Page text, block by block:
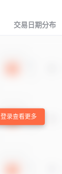
交易日期分布
登录查看更多